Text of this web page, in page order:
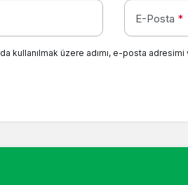
E-Posta *
kullanılmak üzere adımı, e-posta